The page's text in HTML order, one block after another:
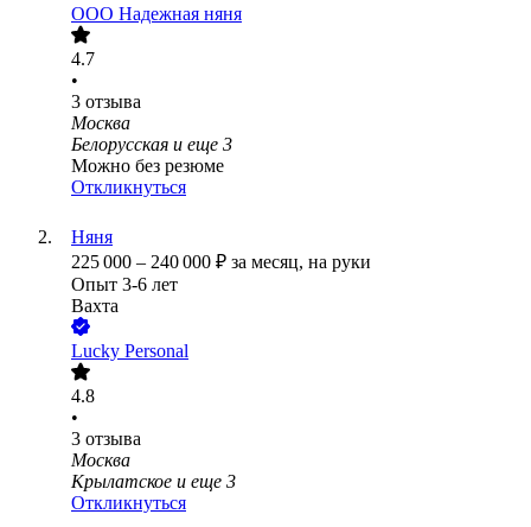
ООО Надежная няня
4.7
•
3 отзыва
Москва
Белорусская и еще 3
Можно без резюме
Откликнуться
Няня
225 000 – 240 000 ₽ за месяц, на руки
Опыт 3-6 лет
Вахта
Lucky Personal
4.8
•
3 отзыва
Москва
Крылатское и еще 3
Откликнуться